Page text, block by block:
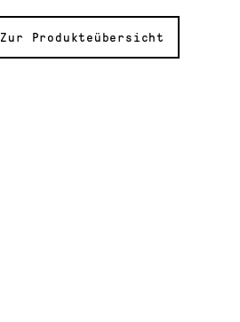
Zur Produkteübersicht